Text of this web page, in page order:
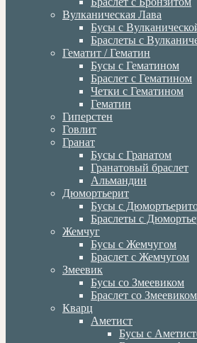
Вулканическая Лава
Бусы с
Браслеты с
Гематит / Гематин
Бусы с Гематином
Браслет с Гематином
Четки с Гематином
Гематин
Гиперстен
Говлит
Гранат
Бусы с Гранатом
Гранатовый браслет
Альмандин
Дюмортьерит
Бусы с
Браслеты с
Жемчуг
Бусы с Жемчугом
Браслет с Жемчугом
Змеевик
Бусы со Змеевиком
Браслет со Змеевиком
Кварц
Аметист
Бусы с